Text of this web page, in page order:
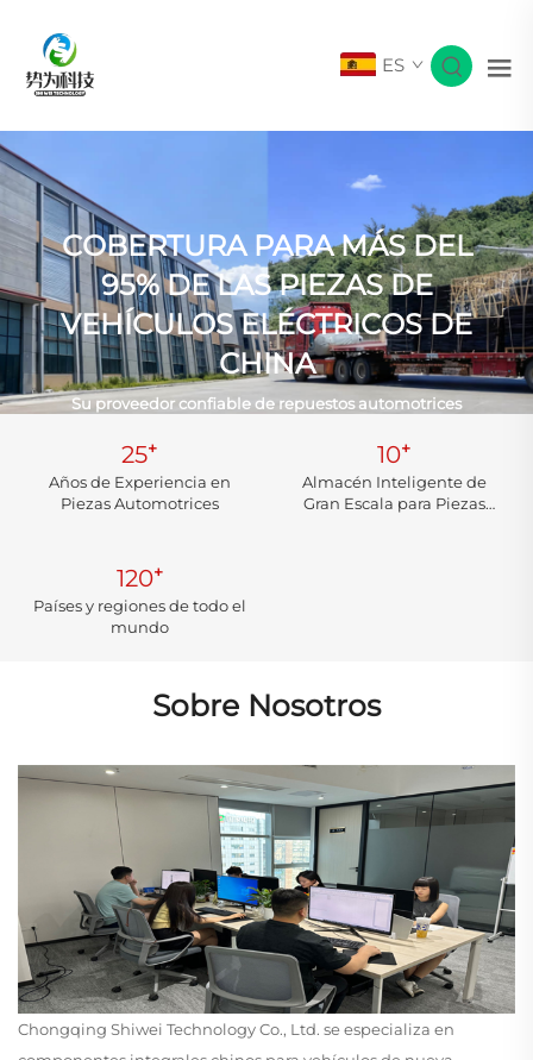
ES
COBERTURA PARA MÁS DEL
95% DE LAS PIEZAS DE
VEHÍCULOS ELÉCTRICOS DE
CHINA
Su proveedor confiable de repuestos automotrices
25+
Años de Experiencia en
Piezas Automotrices
10+
Almacén Inteligente de
Gran Escala para Piezas
120+
Países y regiones de todo el
mundo
Sobre Nosotros
Chongqing Shiwei Technology Co., Ltd. se especializa en